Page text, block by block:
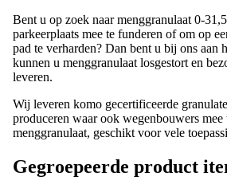
Bent u op zoek naar menggranulaat 0-
parkeerplaats mee te funderen of om op
pad te verharden? Dan bent u bij ons aan
kunnen u menggranulaat losgestort en
leveren.
Wij leveren komo gecertificeerde
produceren waar ook wegenbouwers
menggranulaat, geschikt voor vele
Gegroepeerde product